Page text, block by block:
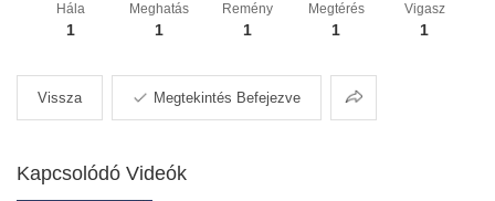
Hála
1
Meghatás
1
Remény
1
Megtérés
1
Vigasz
1
Vissza Megtekintés Befejezve Megosztás
Kapcsolódó Videók